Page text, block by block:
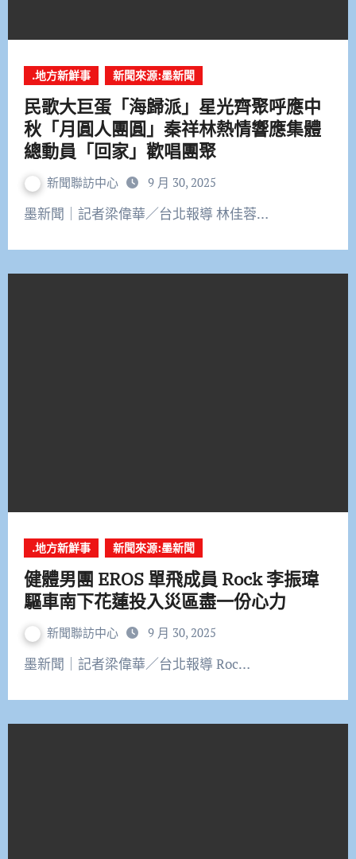
.地方新鮮事 新聞來源:墨新聞
民歌大巨蛋「海歸派」星光齊聚呼應中
秋「月圓人團圓」秦祥林熱情響應集體
總動員「回家」歡唱團聚
新聞聯訪中心 9 月 30, 2025
墨新聞｜記者梁偉華／台北報導 林佳蓉…
.地方新鮮事 新聞來源:墨新聞
健體男團 EROS 單飛成員 Rock 李振瑋
驅車南下花蓮投入災區盡一份心力
新聞聯訪中心 9 月 30, 2025
墨新聞｜記者梁偉華／台北報導 Roc…